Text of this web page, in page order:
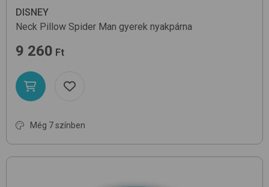
DISNEY
Neck Pillow Spider Man gyerek nyakpárna
9 260 Ft
Még 7 színben